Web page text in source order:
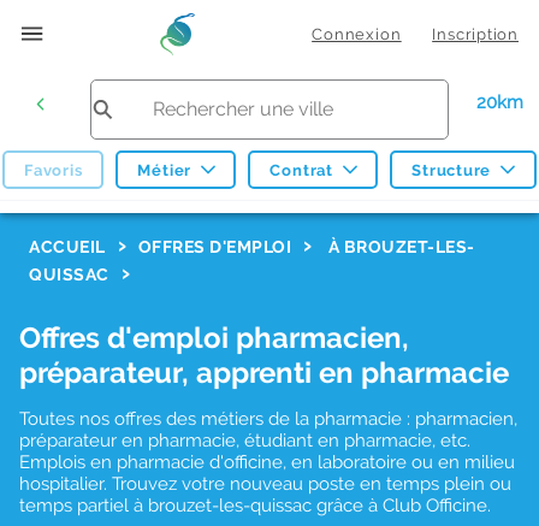
Connexion Inscription
20km
Favoris Métier Contrat Structure
ACCUEIL OFFRES D'EMPLOI
À BROUZET-LES-
QUISSAC
Offres d'emploi pharmacien,
préparateur, apprenti en pharmacie
Toutes nos offres des métiers de la pharmacie : pharmacien,
préparateur en pharmacie, étudiant en pharmacie, etc.
Emplois en pharmacie d'officine, en laboratoire ou en milieu
hospitalier. Trouvez votre nouveau poste en temps plein ou
temps partiel à brouzet-les-quissac grâce à Club Officine.